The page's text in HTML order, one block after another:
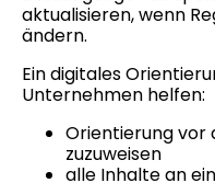
aktualisieren, wenn
ändern.
Ein digitales
Unternehmen helfen:
Orientierung
zuzuweisen
alle Inhalte an